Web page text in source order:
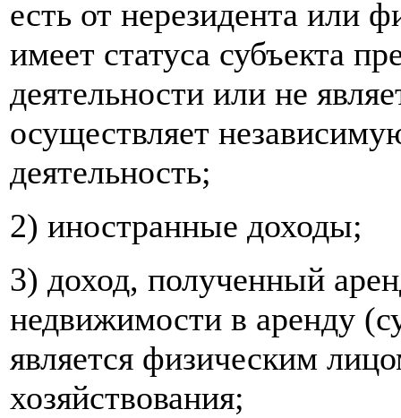
есть от нерезидента или
имеет статуса субъекта
деятельности или не
осуществляет
деятельность;
2) иностранные доходы;
3) доход, полученный
недвижимости в аренду
является физическим
хозяйствования;